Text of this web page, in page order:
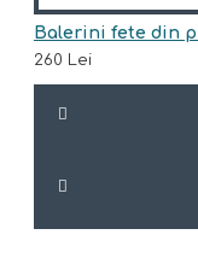
260 Lei